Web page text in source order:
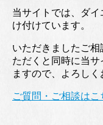
当サイトでは、ダ
け付けています。
いただきましたご
ただくと同時に当
ますので、よろしく
ご質問・ご相談はこ